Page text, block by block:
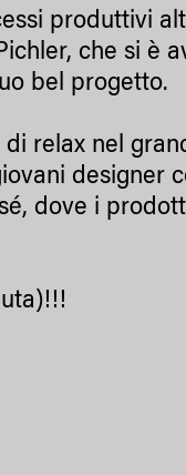
produttivi
che si è
bel progetto.
relax nel
designer
dove i